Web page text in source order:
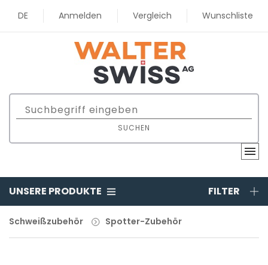
DE Anmelden Vergleich Wunschliste
SUCHEN
UNSERE PRODUKTE FILTER
Schweißzubehör Spotter-Zubehör